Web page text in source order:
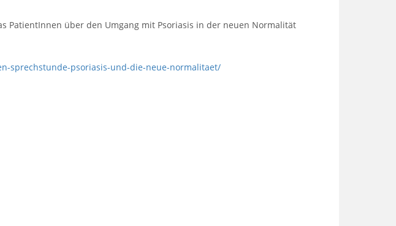
PatientInnen über den Umgang mit Psoriasis in der neuen Normalität
sprechstunde-psoriasis-und-die-neue-normalitaet/